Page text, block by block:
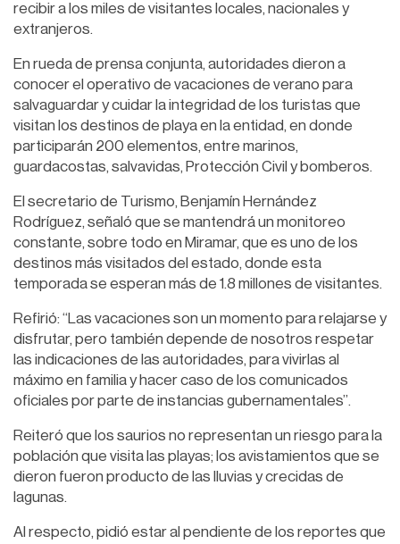
recibir a los miles de visitantes locales, nacionales y
extranjeros.
En rueda de prensa conjunta, autoridades dieron a
conocer el operativo de vacaciones de verano para
salvaguardar y cuidar la integridad de los turistas que
visitan los destinos de playa en la entidad, en donde
participarán 200 elementos, entre marinos,
guardacostas, salvavidas, Protección Civil y bomberos.
El secretario de Turismo, Benjamín Hernández
Rodríguez, señaló que se mantendrá un monitoreo
constante, sobre todo en Miramar, que es uno de los
destinos más visitados del estado, donde esta
temporada se esperan más de 1.8 millones de visitantes.
Refirió: “Las vacaciones son un momento para relajarse y
disfrutar, pero también depende de nosotros respetar
las indicaciones de las autoridades, para vivirlas al
máximo en familia y hacer caso de los comunicados
oficiales por parte de instancias gubernamentales”.
Reiteró que los saurios no representan un riesgo para la
población que visita las playas; los avistamientos que se
dieron fueron producto de las lluvias y crecidas de
lagunas.
Al respecto, pidió estar al pendiente de los reportes que